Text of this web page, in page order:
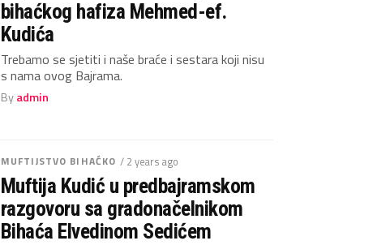
bihaćkog hafiza Mehmed-ef.
Kudića
Trebamo se sjetiti i naše braće i sestara koji nisu
s nama ovog Bajrama.
Byadmin
MUFTIJSTVO BIHAĆKO / 2 years ago
Muftija Kudić u predbajramskom
razgovoru sa gradonačelnikom
Bihaća Elvedinom Sedićem